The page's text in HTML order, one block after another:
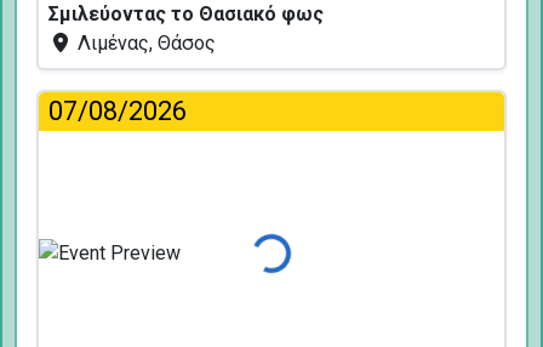
Σμιλεύοντας το Θασιακό φως
Λιμένας, Θάσος
07/08/2026
Φόρτωση...